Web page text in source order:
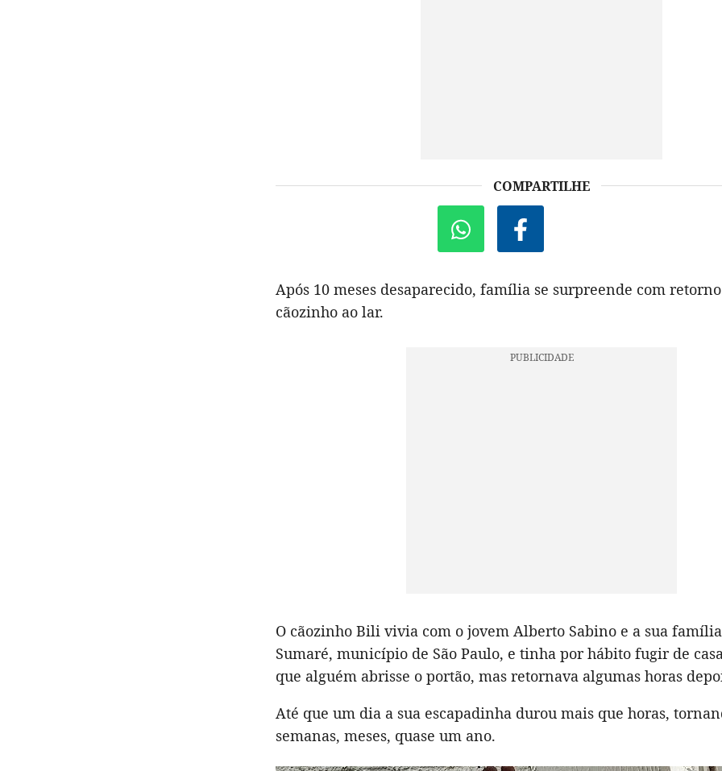
COMPARTILHE
Após 10 meses desaparecido, família se surpreende com
cãozinho ao lar.
O cãozinho Bili vivia com o jovem Alberto Sabino e a sua
Sumaré, município de São Paulo, e tinha por hábito fugir de
que alguém abrisse o portão, mas retornava algumas horas
Até que um dia a sua escapadinha durou mais que horas,
semanas, meses, quase um ano.